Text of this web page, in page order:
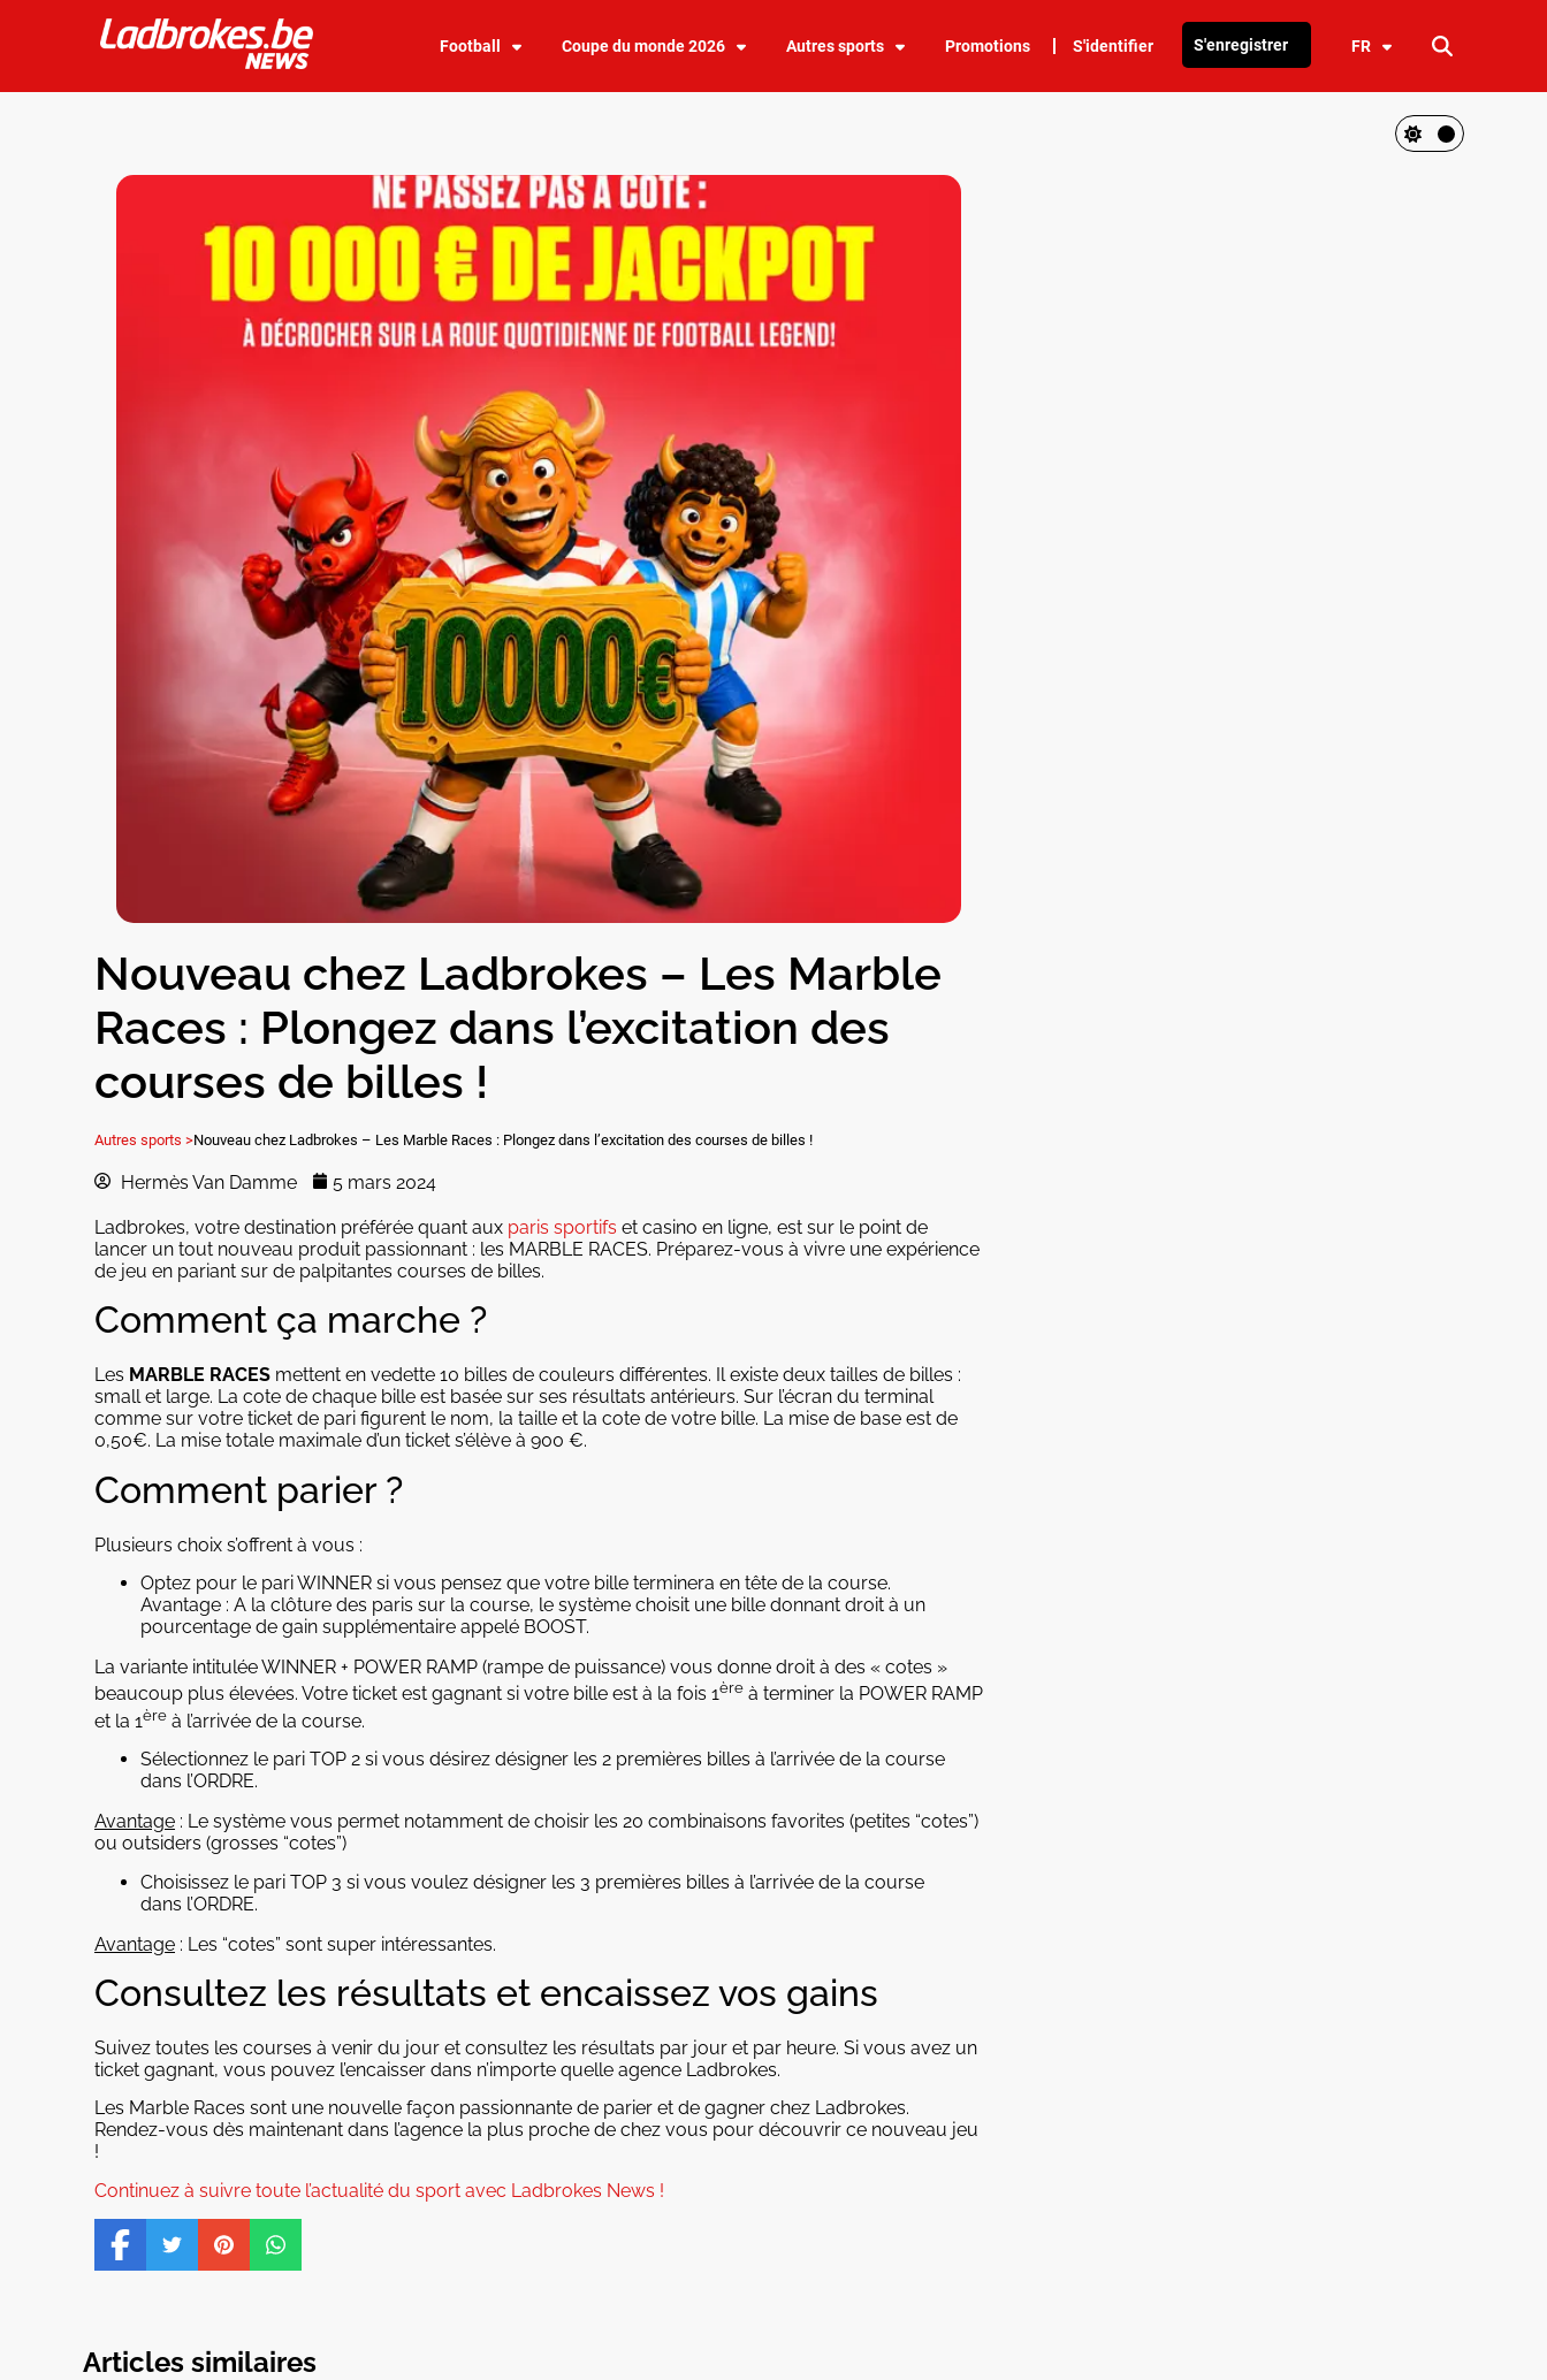
Football Coupe du monde 2026 Autres sports Promotions S'identifier S'enregistrer FR
Nouveau chez Ladbrokes – Les Marble
Races : Plongez dans l’excitation des
courses de billes !
Autres sports >Nouveau chez Ladbrokes – Les Marble Races : Plongez dans l’excitation des courses de billes !
Hermès Van Damme 5 mars 2024
Ladbrokes, votre destination préférée quant aux paris sportifs et casino en ligne, est sur le point de
lancer un tout nouveau produit passionnant : les MARBLE RACES. Préparez-vous à vivre une expérience
de jeu en pariant sur de palpitantes courses de billes.
Comment ça marche ?
Les MARBLE RACES mettent en vedette 10 billes de couleurs différentes. Il existe deux tailles de billes :
small et large. La cote de chaque bille est basée sur ses résultats antérieurs. Sur l’écran du terminal
comme sur votre ticket de pari figurent le nom, la taille et la cote de votre bille. La mise de base est de
0,50€. La mise totale maximale d’un ticket s’élève à 900 €.
Comment parier ?
Plusieurs choix s’offrent à vous :
Optez pour le pari WINNER si vous pensez que votre bille terminera en tête de la course.
Avantage : A la clôture des paris sur la course, le système choisit une bille donnant droit à un
pourcentage de gain supplémentaire appelé BOOST.
La variante intitulée WINNER + POWER RAMP (rampe de puissance) vous donne droit à des « cotes »
beaucoup plus élevées. Votre ticket est gagnant si votre bille est à la fois 1ère à terminer la POWER RAMP
et la 1ère à l’arrivée de la course.
Sélectionnez le pari TOP 2 si vous désirez désigner les 2 premières billes à l’arrivée de la course
dans l’ORDRE.
Avantage : Le système vous permet notamment de choisir les 20 combinaisons favorites (petites “cotes”)
ou outsiders (grosses “cotes”)
Choisissez le pari TOP 3 si vous voulez désigner les 3 premières billes à l’arrivée de la course
dans l’ORDRE.
Avantage : Les “cotes” sont super intéressantes.
Consultez les résultats et encaissez vos gains
Suivez toutes les courses à venir du jour et consultez les résultats par jour et par heure. Si vous avez un
ticket gagnant, vous pouvez l’encaisser dans n’importe quelle agence Ladbrokes.
Les Marble Races sont une nouvelle façon passionnante de parier et de gagner chez Ladbrokes.
Rendez-vous dès maintenant dans l’agence la plus proche de chez vous pour découvrir ce nouveau jeu
!
Continuez à suivre toute l’actualité du sport avec Ladbrokes News !
Articles similaires